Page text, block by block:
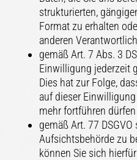
strukturierten,
Format zu erhalten
anderen
gemäß Art. 7 Abs. 3
Einwilligung jederzeit
Dies hat zur Folge,
auf dieser
mehr fortführen
gemäß Art. 77
Aufsichtsbehörde zu
können Sie sich